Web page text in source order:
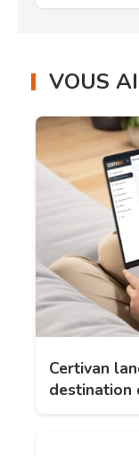
VOUS
Certivan
destination